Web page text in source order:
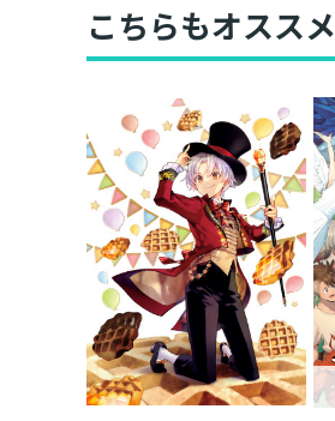
こちらもオススメ